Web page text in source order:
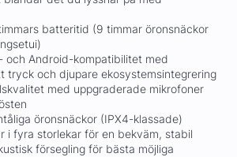
batteritid (9 timmar öronsnäckor
och Android-kompatibilitet med
tryck och djupare ekosystemsintegrering
med uppgraderade mikrofoner
öronsnäckor (IPX4-klassade)
i fyra storlekar för en bekväm, stabil
försegling för bästa möjliga